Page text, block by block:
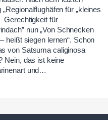
„Regionalflughäfen für „kleines
Gerechtigkeit für
nun „Von Schnecken
heißt siegen lernen“. Schon
von Satsuma caliginosa
Nein, das ist keine
und…